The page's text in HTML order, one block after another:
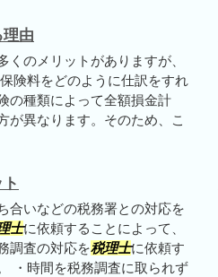
由
のメリットがありますが、
険料をどのように仕訳をすれ
の種類によって全額損金計
が異なります。そのため、こ
合いなどの税務署との対応を
士に依頼することによって、
調査の対応を税理士に依頼す
・時間を税務調査に取られず